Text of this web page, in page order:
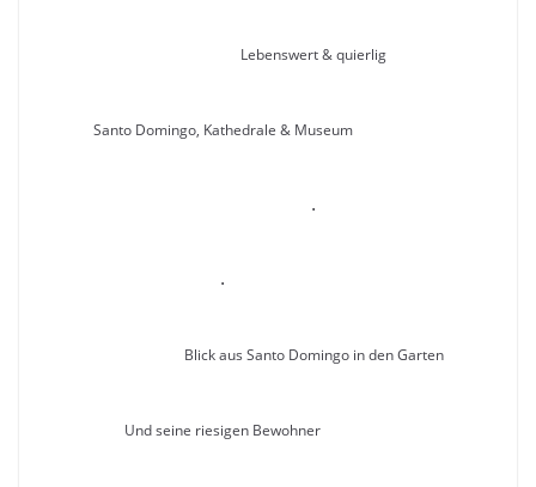
Lebenswert & quierlig
Santo Domingo, Kathedrale & Museum
.
.
Blick aus Santo Domingo in den Garten
Und seine riesigen Bewohner